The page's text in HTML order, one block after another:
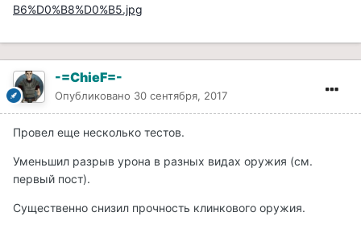
B6%D0%B8%D0%B5.jpg
-=ChieF=-
Опубликовано 30 сентября, 2017
Провел еще несколько тестов.
Уменьшил разрыв урона в разных видах оружия (см.
первый пост).
Существенно снизил прочность клинкового оружия.